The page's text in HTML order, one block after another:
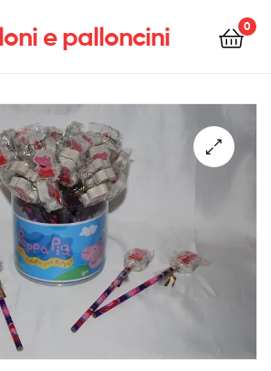
e palloncini 0